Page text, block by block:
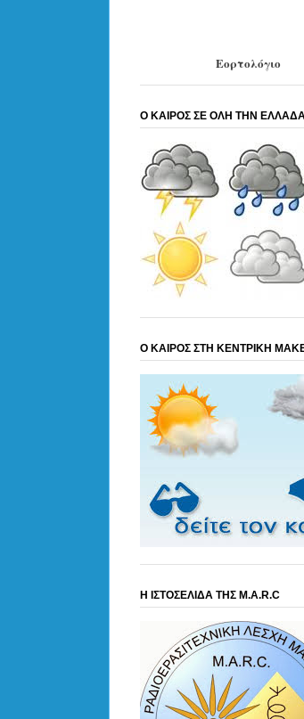
Εορτολόγιο
Ο ΚΑΙΡΟΣ ΣΕ ΟΛΗ ΤΗΝ
Ο ΚΑΙΡΟΣ ΣΤΗ ΚΕΝΤΡΙΚΗ
Η ΙΣΤΟΣΕΛΙΔΑ ΤΗΣ M.A.R.C